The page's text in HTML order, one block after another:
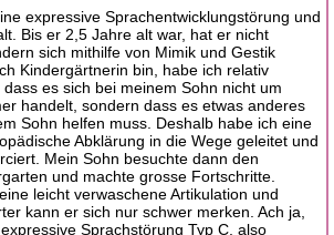
expressive Sprachentwicklungstörung und
Bis er 2,5 Jahre alt war, hat er nicht
sich mithilfe von Mimik und Gestik
Kindergärtnerin bin, habe ich relativ
es sich bei meinem Sohn nicht um
handelt, sondern dass es etwas anderes
Sohn helfen muss. Deshalb habe ich eine
Abklärung in die Wege geleitet und
Mein Sohn besuchte dann den
und machte grosse Fortschritte.
leicht verwaschene Artikulation und
kann er sich nur schwer merken. Ach ja,
Sprachstörung Typ C, also